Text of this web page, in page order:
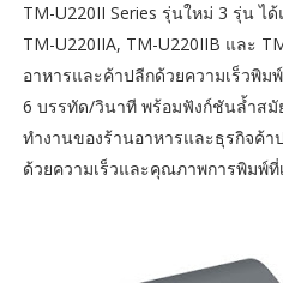
TM-U220II Series รุ่นใหม่ 3 รุ่น ได้
TM-U220IIA, TM-U220IIB และ
อาหารและค้าปลีกด้วยความเร็วพิม
6 บรรทัด/วินาที พร้อมฟังก์ชันล้ำส
ทำงานของร้านอาหารและธุรกิจค้า
ด้วยความเร็วและคุณภาพการพิมพ์